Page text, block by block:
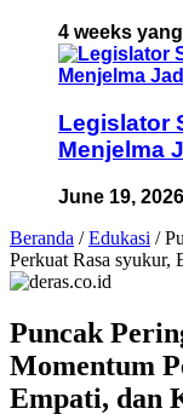
4 weeks
Legislator
Menjelma
June 19, 2026
Beranda / Edukasi /
Perkuat Rasa syukur,
Puncak
Momentum
Empati, dan